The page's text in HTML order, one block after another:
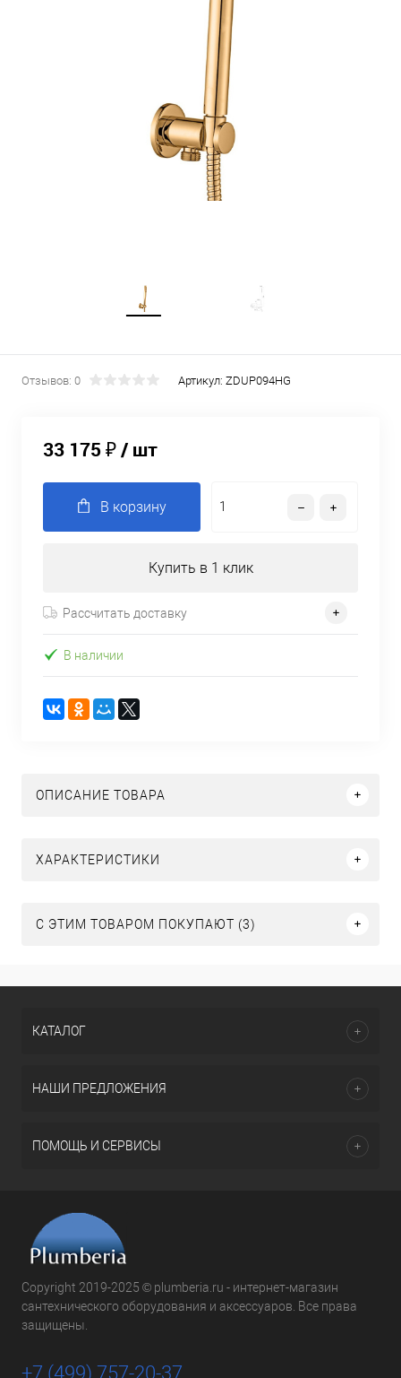
Отзывов: 0 Артикул: ZDUP094HG
33 175 ₽/ шт
В корзину
Купить в 1 клик
Рассчитать доставку
В наличии
ОПИСАНИЕ ТОВАРА
ХАРАКТЕРИСТИКИ
С ЭТИМ ТОВАРОМ ПОКУПАЮТ (3)
КАТАЛОГ
НАШИ ПРЕДЛОЖЕНИЯ
ПОМОЩЬ И СЕРВИСЫ
Copyright 2019-2025 © plumberia.ru - интернет-магазин
сантехнического оборудования и аксессуаров. Все права
защищены.
+7 (499) 757-20-37